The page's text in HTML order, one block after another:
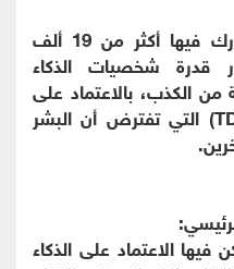
الدراسة شملت 12 تجربة شارك فيها أكثر من 19 ألف
شخصيات الذكاء
الكذب، بالاعتماد على
نظرية الحقيقة الافتراضية (TDT) التي تفترض أن البشر
الاعتماد على الذكاء